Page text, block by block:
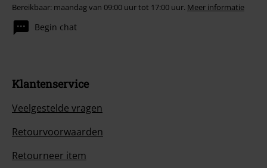
Bereikbaar: maandag van 09:00 uur tot 17:00 uur. Meer informatie
Begin chat
Klantenservice
Veelgestelde vragen
Retourvoorwaarden
Retourneer item